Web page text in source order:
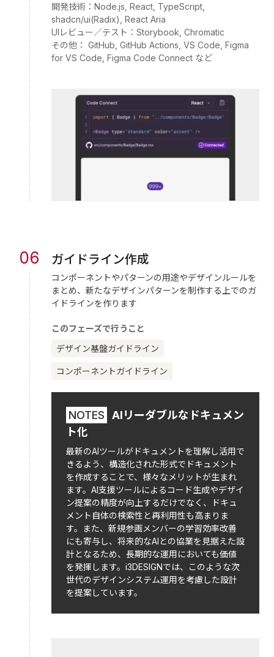
開発技術：Node.js, React, TypeScript,
shadcn/ui(Radix), React Aria
UIレビュー／テスト：Storybook, Chromatic
その他： GitHub, GitHub Actions, VS Code, Figma
for VS Code, Figma Code Connect など
06 ガイドライン作成
コンポーネントやパターンの用途やデザインルールを
まとめ、新たなデザインパターンを制作する上でのガ
イドラインを作ります
このフェーズで行うこと
デザイン基盤ガイドライン
コンポーネントガイドライン
NOTES
AIリーダブルなドキュメン
ト化
最新のAIツールがドキュメントを理解し活用で
きるよう、構造化された形式でドキュメント
を作成することで、様々なメリットが生まれ
ます。AI支援ツールによるコード生成やデザイ
ン提案の精度が向上するだけでなく、ドキュ
メント自体の検索性と再利用性も高まりま
す。また、新規参画メンバーの学習効率改善
にも寄与し、将来的なAIとの協業を見据えた設
計となるため、長期的な運用においても価値
を発揮します。i3DESIGNでは、このような次
世代のデザインシステム運用を考慮した設計
を提案しています。